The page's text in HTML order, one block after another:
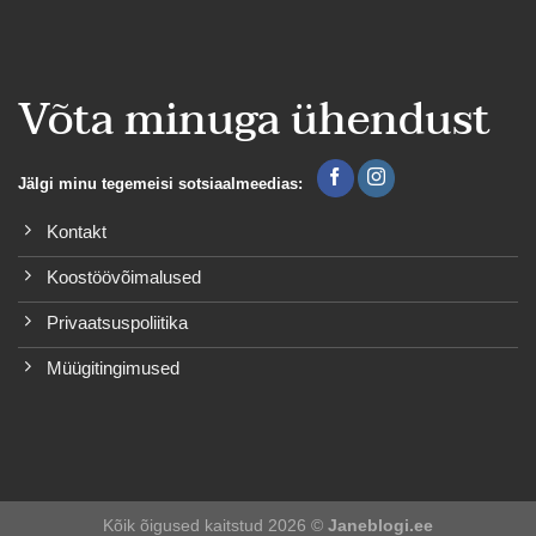
Võta minuga ühendust
Jälgi minu tegemeisi sotsiaalmeedias:
Kontakt
Koostöövõimalused
Privaatsuspoliitika
Müügitingimused
Kõik õigused kaitstud 2026 © Janeblogi.ee